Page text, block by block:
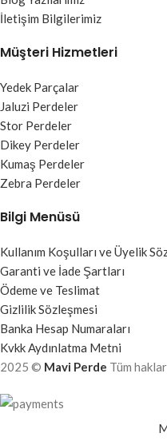
İletişim Bilgilerimiz
Müşteri Hizmetleri
Yedek Parçalar
Jaluzi Perdeler
Stor Perdeler
Dikey Perdeler
Kumaş Perdeler
Zebra Perdeler
Bilgi Menüsü
Kullanım Koşulları ve Üyelik
Garanti ve İade Şartları
Ödeme ve Teslimat
Gizlilik Sözleşmesi
Banka Hesap Numaraları
Kvkk Aydınlatma Metni
2025 © Mavi Perde Tüm